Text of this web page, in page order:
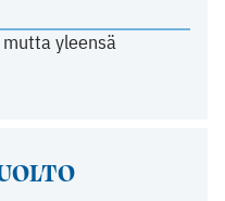
yleensä